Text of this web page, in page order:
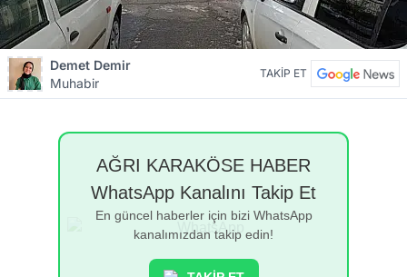
Demet Demir
Muhabir
TAKİP ET
AĞRI KARAKÖSE HABER
WhatsApp Kanalını Takip Et
En güncel haberler için bizi WhatsApp
kanalımızdan takip edin!